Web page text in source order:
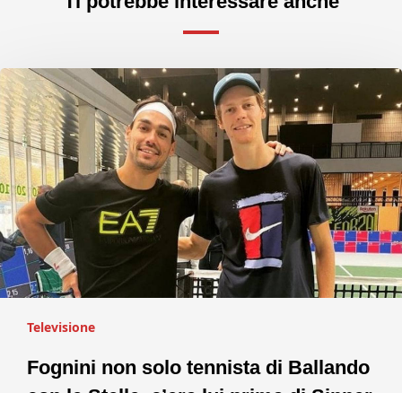
Televisione
Fognini non solo tennista di Ballando